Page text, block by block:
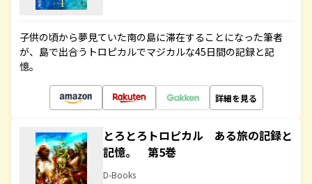
子供の頃から夢見ていた南の島に滞在することになった筆者
が、島で出合うトロピカルでマジカルな45日間の記録と記
憶。
詳細を見る
とろとろトロピカル ある旅の記録と
記憶。 第5巻
D-Books